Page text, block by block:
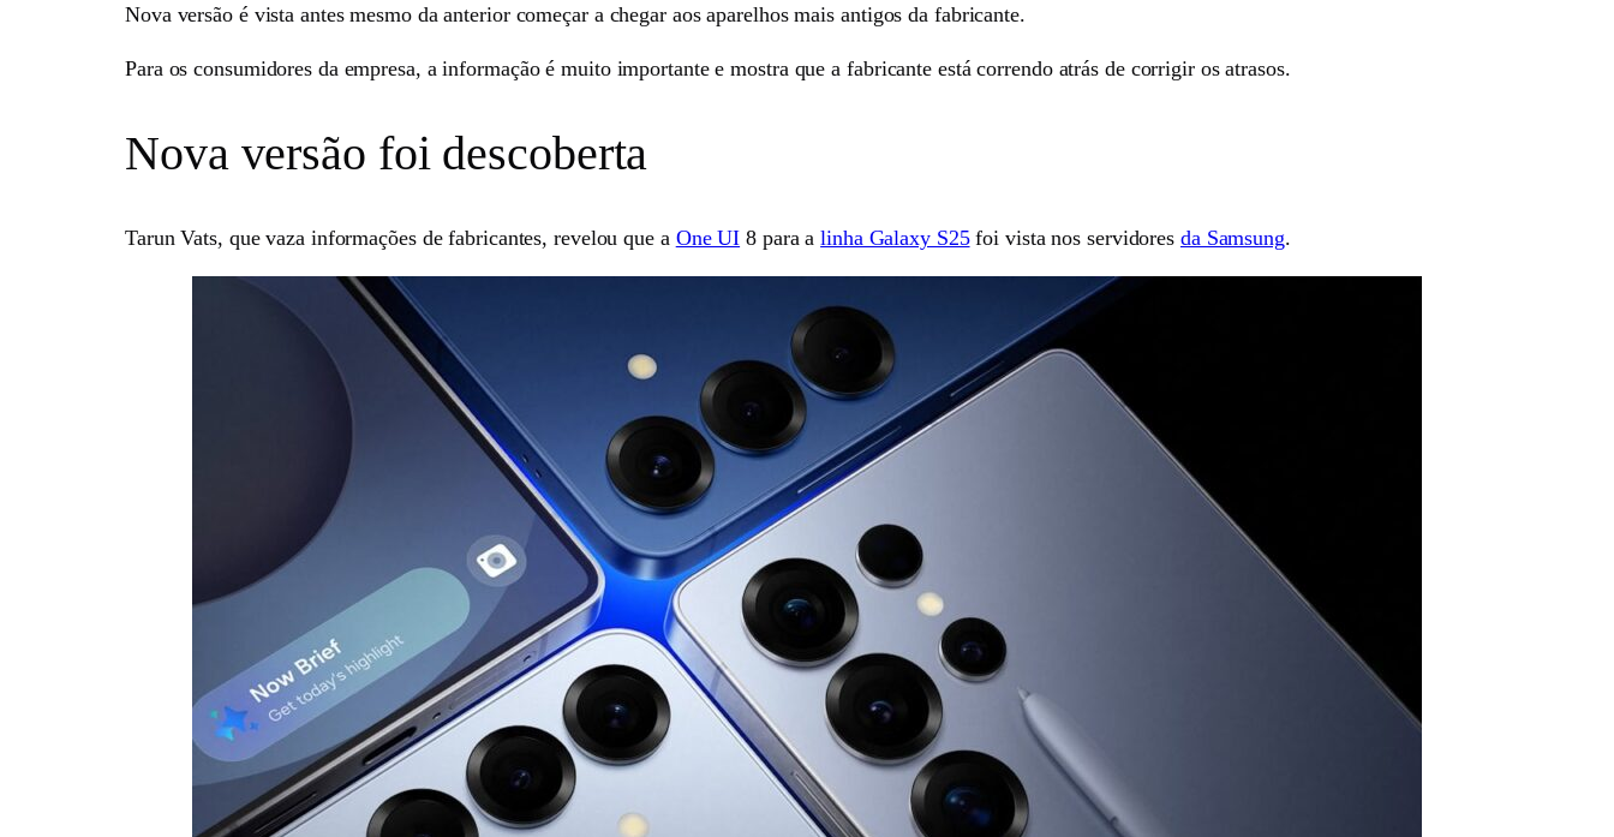
Nova versão é vista antes mesmo da anterior começar a chegar aos aparelhos mais antigos da fabricante.
Para os consumidores da empresa, a informação é muito importante e mostra que a fabricante está correndo atrás de corrigir os atrasos.
Nova versão foi descoberta
Tarun Vats, que vaza informações de fabricantes, revelou que a One UI 8 para alinha Galaxy S25foi vista nos servidores da Samsung.